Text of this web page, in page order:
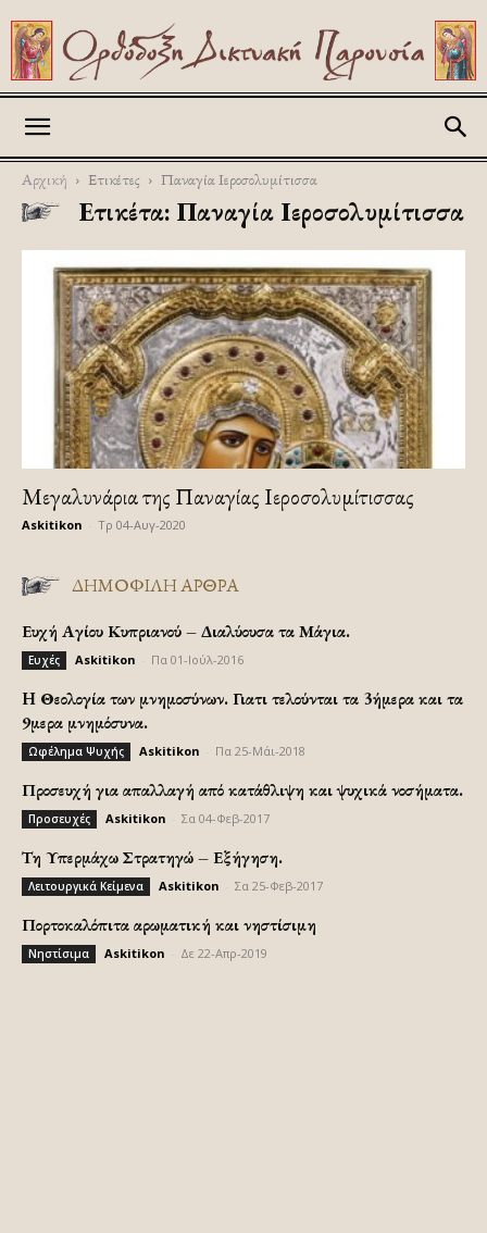
Αρχική Ετικέτες Παναγία Ιεροσολυμίτισσα
Ετικέτα: Παναγία Ιεροσολυμίτισσα
Μεγαλυνάρια της Παναγίας Ιεροσολυμίτισσας
Askitikon Τρ 04-Αυγ-2020
ΔΗΜΟΦΙΛΗ ΑΡΘΡΑ
Ευχή Αγίου Κυπριανού – Διαλύουσα τα Μάγια.
Ευχές Askitikon Πα 01-Ιούλ-2016
H Θεολογία των μνημοσύνων. Γιατι τελούνται τα 3ήμερα και τα
9μερα μνημόσυνα.
Ωφέλημα Ψυχής Askitikon Πα 25-Μάι-2018
Προσευχή για απαλλαγή από κατάθλιψη και ψυχικά νοσήματα.
Προσευχές Askitikon Σα 04-Φεβ-2017
Τη Υπερμάχω Στρατηγώ – Εξήγηση.
Λειτουργικά Κείμενα Askitikon Σα 25-Φεβ-2017
Πορτοκαλόπιτα αρωματική και νηστίσιμη
Νηστίσιμα Askitikon Δε 22-Απρ-2019